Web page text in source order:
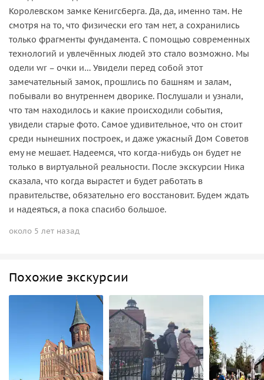
Королевском замке Кенигсберга. Да, да, именно там. Не
смотря на то, что физически его там нет, а сохранились
только фрагменты фундамента. С помощью современных
технологий и увлечённых людей это стало возможно. Мы
одели wr – очки и… Увидели перед собой этот
замечательный замок, прошлись по башням и залам,
побывали во внутреннем дворике. Послушали и узнали,
что там находилось и какие происходили события,
увидели старые фото. Самое удивительное, что он стоит
среди нынешних построек, и даже ужасный Дом Советов
ему не мешает. Надеемся, что когда-нибудь он будет не
только в виртуальной реальности. После экскурсии Ника
сказала, что когда вырастет и будет работать в
правительстве, обязательно его восстановит. Будем ждать
и надеяться, а пока спасибо большое.
около 5 лет назад
Похожие экскурсии